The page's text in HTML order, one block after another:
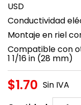
USD
Conductividad
Montaje en riel
Compatible con
1 1/16 in (28 mm)
$1.70 Sin IVA